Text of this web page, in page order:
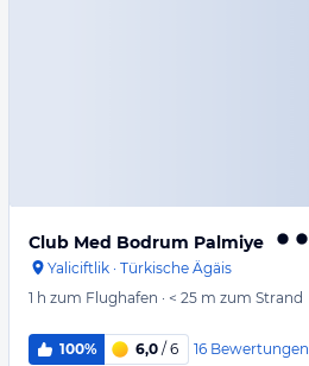
Club Med Bodrum Palmiye
Yaliciftlik · Türkische Ägäis
1 h zum Flughafen · < 25 m zum Strand
100% 6,0 / 6 16 Bewertungen